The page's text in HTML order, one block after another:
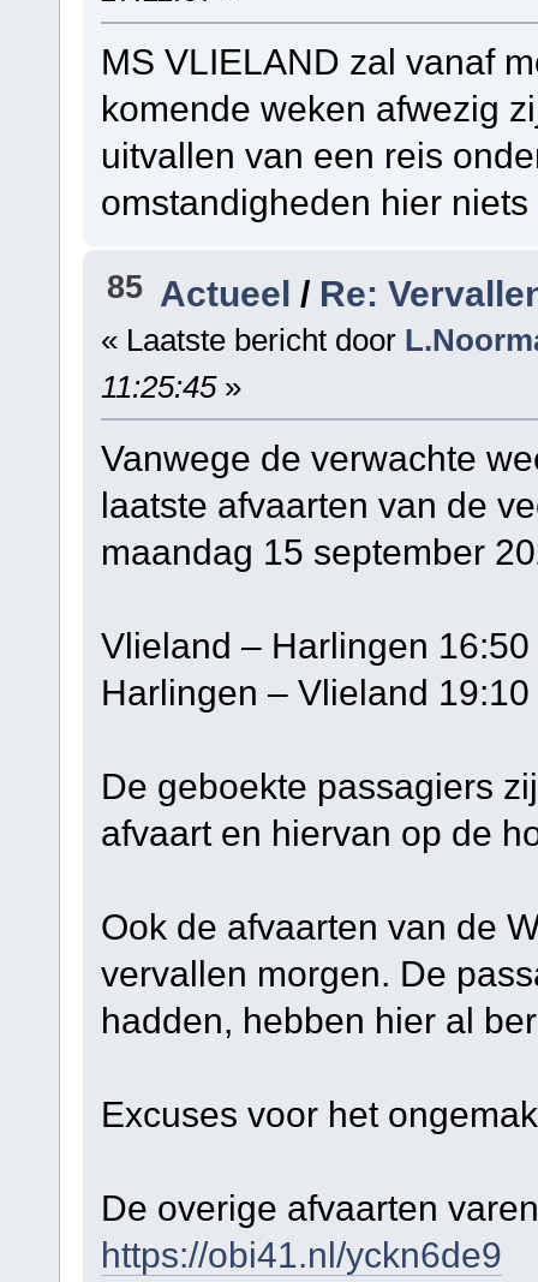
MS VLIELAND zal vanaf
komende weken afwezig
uitvallen van een reis
omstandigheden hier
85 Actueel / Re:
« Laatste bericht door
11:25:45»
Vanwege de verwachte
laatste afvaarten van de
maandag 15 september
Vlieland – Harlingen 16:50
Harlingen – Vlieland 19:10
De geboekte passagiers
afvaart en hiervan op de
Ook de afvaarten van de
vervallen morgen. De
hadden, hebben hier al
Excuses voor het
De overige afvaarten
https://obi41.nl/yckn6de9